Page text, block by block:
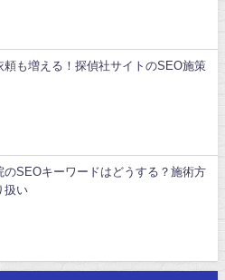
頼も増える！探偵社サイトのSEO施策
のSEOキーワードはどうする？施術方
扱い